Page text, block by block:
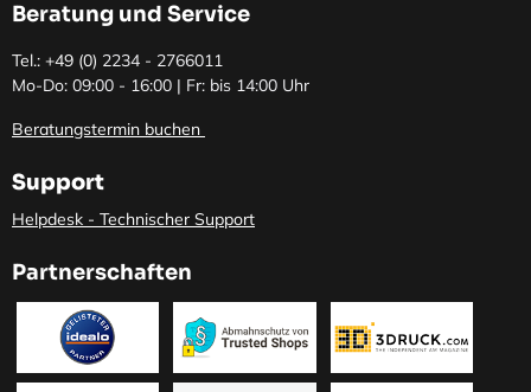
Beratung und Service
Tel.: +49 (0) 2234 - 2766011
Mo-Do: 09:00 - 16:00 | Fr: bis 14:00 Uhr
Beratungstermin buchen
Support
Helpdesk - Technischer Support
Partnerschaften